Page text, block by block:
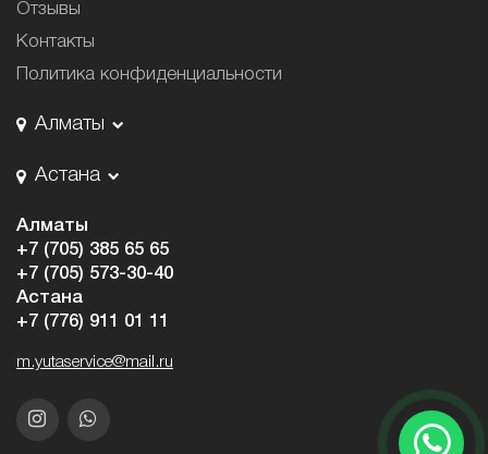
Отзывы
Контакты
Политика конфиденциальности
Алматы
Астана
Алматы
+7 (705) 385 65 65
+7 (705) 573-30-40
Астана
+7 (776) 911 01 11
m.yutaservice@mail.ru